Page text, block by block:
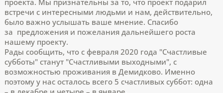
встречи с интересными людьми и нам, действительно,
было важно услышать ваше мнение. Спасибо
за предложения и пожелания дальнейшего роста
нашему проекту.
Рады сообщить, что с февраля 2020 года "Счастливые
субботы" станут "Счастливыми выходными", с
возможностью проживания в Демидково. Именно
поэтому у нас осталось всего 5 счастливых суббот: одна